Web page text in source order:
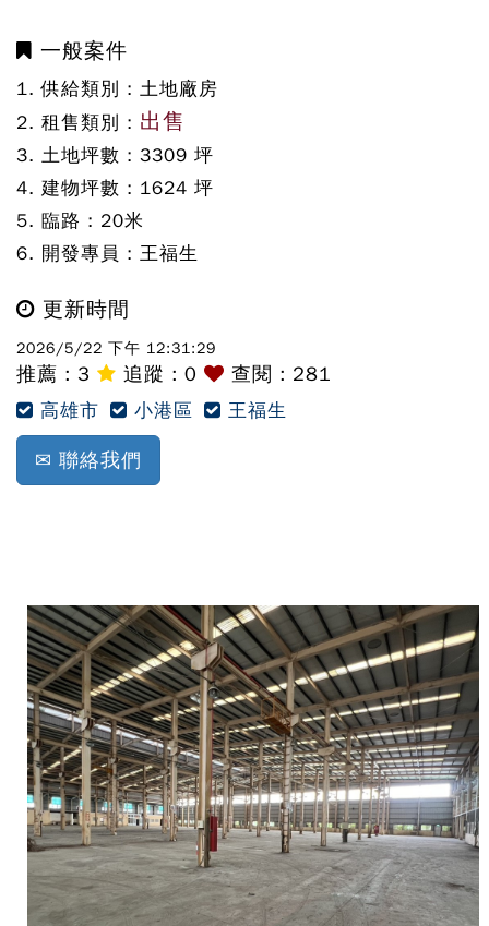
一般案件
1. 供給類別 : 土地廠房
2. 租售類別 : 出售
3. 土地坪數 : 3309 坪
4. 建物坪數 : 1624 坪
5. 臨路 : 20米
6. 開發專員 : 王福生
更新時間
2026/5/22 下午 12:31:29
推薦 : 3 追蹤 : 0 查閱 : 281
高雄市 小港區 王福生
✉ 聯絡我們